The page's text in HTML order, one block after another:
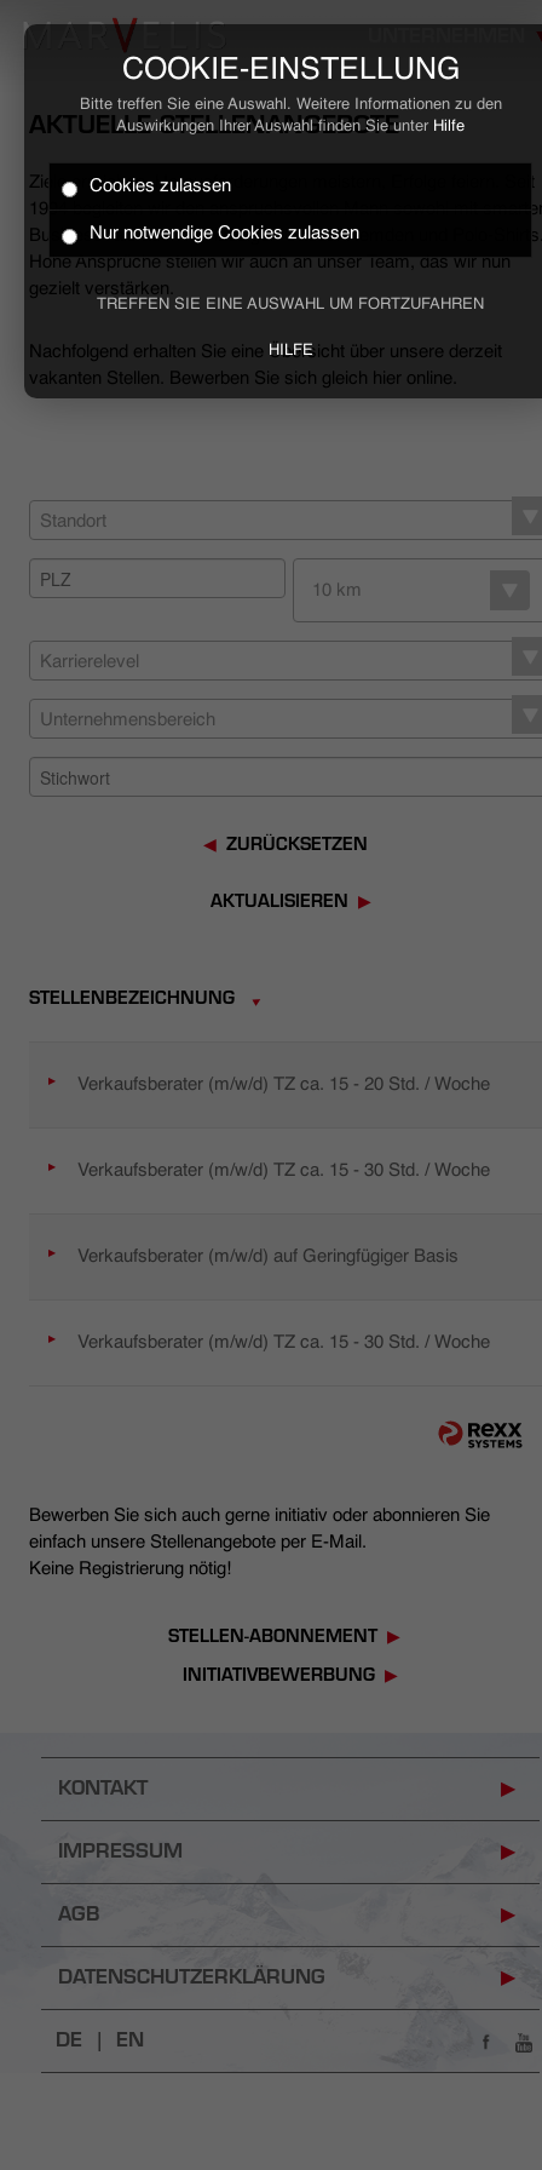
COOKIE-EINSTELLUNG
Bitte treffen Sie eine Auswahl. Weitere Informationen zu den
Auswirkungen Ihrer Auswahl finden Sie unter Hilfe
Cookies zulassen
Nur notwendige Cookies zulassen
TREFFEN SIE EINE AUSWAHL UM FORTZUFAHREN
HILFE
HOME
BUSINESS
UNTERNEHMEN
NACHHALTIGKEIT
HÄNDLERSUCHE
AKTUELLE STELLENANGEBOTE
Ziele erreichen, Herausforderungen meistern, Erfolge feiern. Seit
1994 begleiten wir den anspruchsvollen Mann sowohl mit
Business- als auch mit lässigen Casual-Hemden und Polo-
Hohe Ansprüche stellen wir auch an unser Team, das wir nun
gezielt verstärken.
Nachfolgend erhalten Sie eine Übersicht über unsere derzeit
vakanten Stellen. Bewerben Sie sich gleich hier online.
Standort
10 km
Karrierelevel
Unternehmensbereich
ZURÜCKSETZEN
AKTUALISIEREN
STELLENBEZEICHNUNG
Verkaufsberater (m/w/d) TZ ca. 15 - 20 Std. / Woche
Verkaufsberater (m/w/d) TZ ca. 15 - 30 Std. / Woche
Verkaufsberater (m/w/d) auf Geringfügiger Basis
Verkaufsberater (m/w/d) TZ ca. 15 - 30 Std. / Woche
Bewerben Sie sich auch gerne initiativ oder abonnieren Sie
einfach unsere Stellenangebote per E-Mail.
Keine Registrierung nötig!
STELLEN-ABONNEMENT
INITIATIVBEWERBUNG
KONTAKT
IMPRESSUM
AGB
DATENSCHUTZERKLÄRUNG
DE | EN